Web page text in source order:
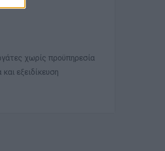
χωρίς προϋπηρεσία
εξειδίκευση